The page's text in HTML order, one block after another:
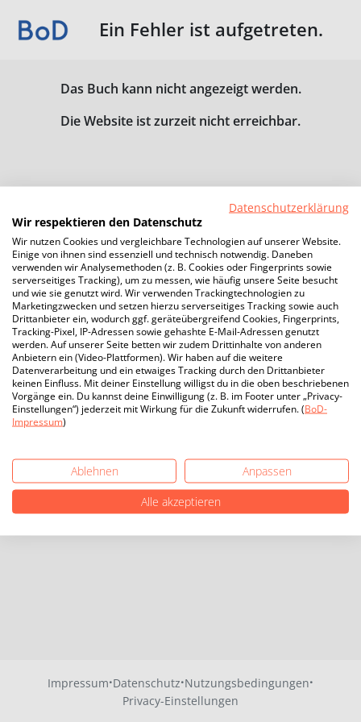
Ein Fehler ist aufgetreten.
Das Buch kann nicht angezeigt werden.
Die Website ist zurzeit nicht erreichbar.
Impressum·Datenschutz·Nutzungsbedingungen·
Privacy-Einstellungen
Datenschutzerklärung
Wir respektieren den Datenschutz
Wir nutzen Cookies und vergleichbare Technologien auf unserer Website.
Einige von ihnen sind essenziell und technisch notwendig. Daneben
verwenden wir Analysemethoden (z. B. Cookies oder Fingerprints sowie
serverseitiges Tracking), um zu messen, wie häufig unsere Seite besucht
und wie sie genutzt wird. Wir verwenden Trackingtechnologien zu
Marketingzwecken und setzen hierzu serverseitiges Tracking sowie auch
Drittanbieter ein, wodurch ggf. geräteübergreifend Cookies, Fingerprints,
Tracking-Pixel, IP-Adressen sowie gehashte E-Mail-Adressen genutzt
werden. Auf unserer Seite betten wir zudem Drittinhalte von anderen
Anbietern ein (Video-Plattformen). Wir haben auf die weitere
Datenverarbeitung und ein etwaiges Tracking durch den Drittanbieter
keinen Einfluss. Mit deiner Einstellung willigst du in die oben beschriebenen
Vorgänge ein. Du kannst deine Einwilligung (z. B. im Footer unter „Privacy-
Einstellungen“) jederzeit mit Wirkung für die Zukunft widerrufen. (BoD-
Impressum)
Ablehnen
Anpassen
Alle akzeptieren